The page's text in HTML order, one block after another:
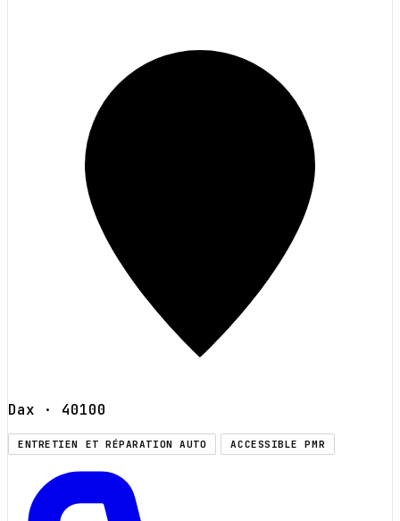
Dax · 40100
ENTRETIEN ET RÉPARATION AUTO ACCESSIBLE PMR